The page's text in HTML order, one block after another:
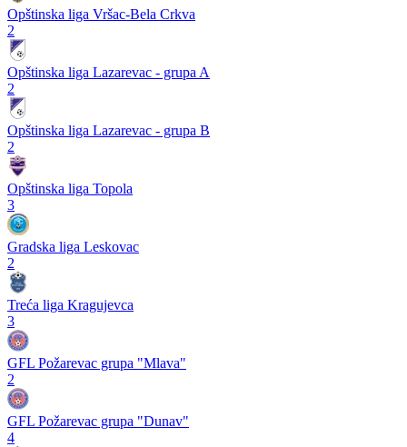
Opštinska liga Vršac-Bela Crkva
2
Opštinska liga Lazarevac - grupa A
2
Opštinska liga Lazarevac - grupa B
2
Opštinska liga Topola
3
Gradska liga Leskovac
2
Treća liga Kragujevca
3
GFL Požarevac grupa "Mlava"
2
GFL Požarevac grupa "Dunav"
4